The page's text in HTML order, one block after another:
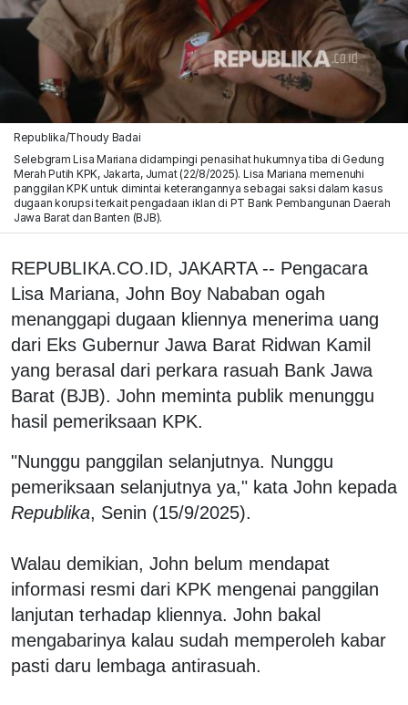
Republika/Thoudy Badai
Selebgram Lisa Mariana didampingi penasihat hukumnya tiba di Gedung
Merah Putih KPK, Jakarta, Jumat (22/8/2025). Lisa Mariana memenuhi
panggilan KPK untuk dimintai keterangannya sebagai saksi dalam kasus
dugaan korupsi terkait pengadaan iklan di PT Bank Pembangunan Daerah
Jawa Barat dan Banten (BJB).
REPUBLIKA.CO.ID, JAKARTA -- Pengacara
Lisa Mariana, John Boy Nababan ogah
menanggapi dugaan kliennya menerima uang
dari Eks Gubernur Jawa Barat Ridwan Kamil
yang berasal dari perkara rasuah Bank Jawa
Barat (BJB). John meminta publik menunggu
hasil pemeriksaan KPK.
"Nunggu panggilan selanjutnya. Nunggu
pemeriksaan selanjutnya ya," kata John kepada
Republika, Senin (15/9/2025).
Walau demikian, John belum mendapat
informasi resmi dari KPK mengenai panggilan
lanjutan terhadap kliennya. John bakal
mengabarinya kalau sudah memperoleh kabar
pasti daru lembaga antirasuah.